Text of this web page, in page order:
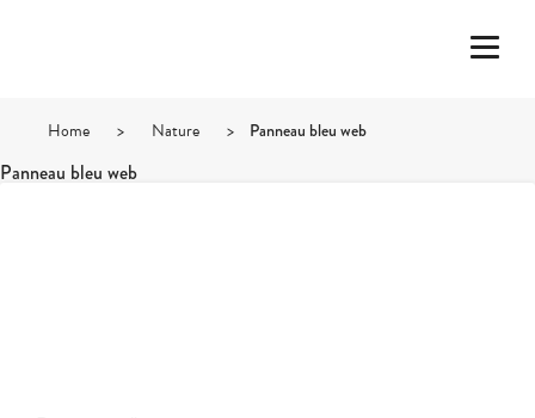
Home > Nature > Panneau bleu web
Panneau bleu web